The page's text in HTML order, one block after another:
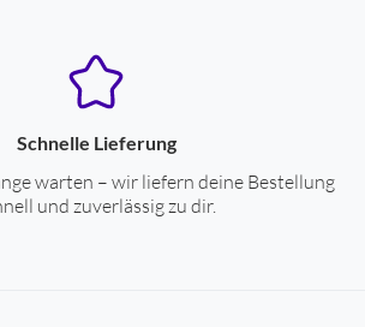
Schnelle Lieferung
warten – wir liefern deine Bestellung
und zuverlässig zu dir.